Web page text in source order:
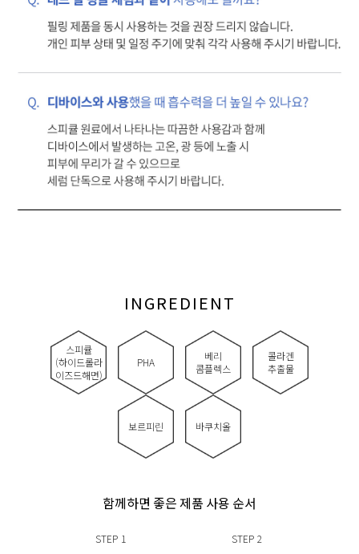
INGREDIENT
스피큘
(하이드롤라
이즈드해면)
PHA
베리
콤플렉스
콜라겐
추출물
보르피린 바쿠치올
함께하면 좋은 제품 사용 순서
STEP 1 STEP 2